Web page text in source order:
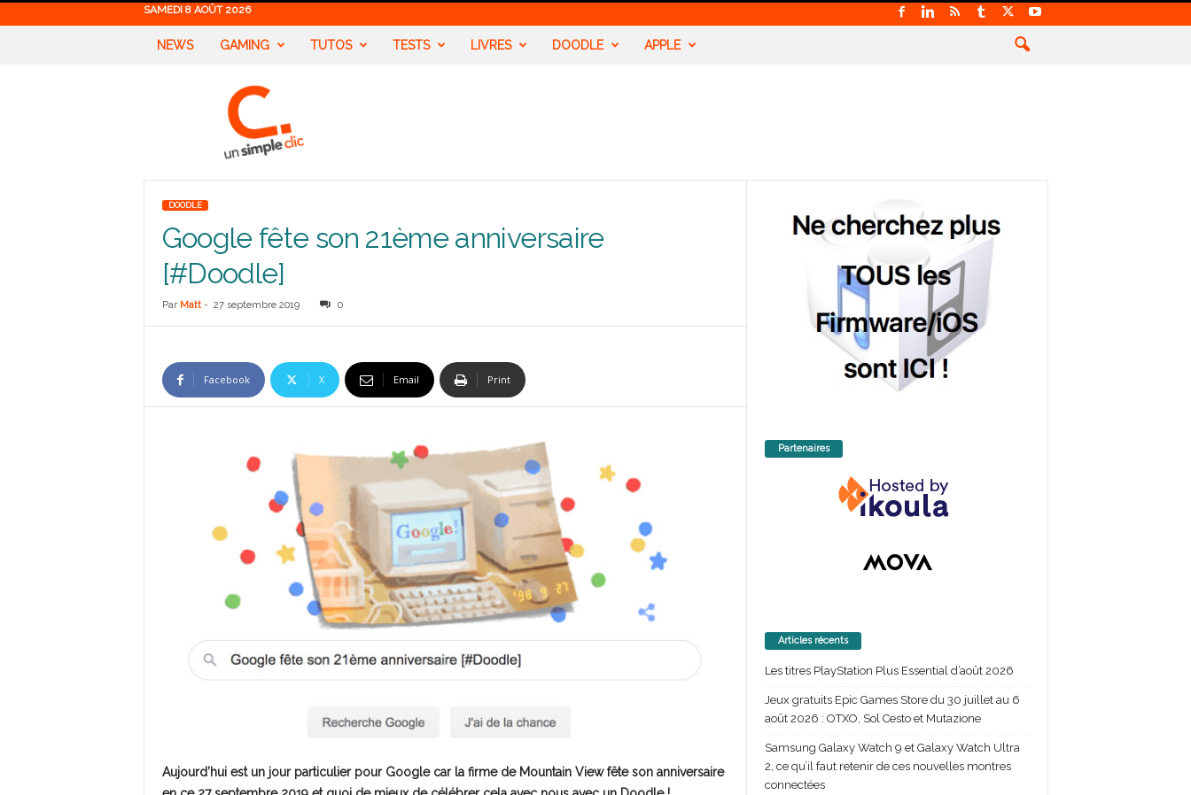
SAMEDI 8 AOÛT 2026
NEWS GAMING TUTOS TESTS LIVRES DOODLE APPLE
DOODLE
Google fête son 21ème anniversaire
[#Doodle]
Par Matt- 27 septembre 2019 0
Facebook X Email Print
Aujourd’hui est un jour particulier pour Google car la firme de Mountain View fête son anniversaire
Partenaires
Articles récents
Les titres PlayStation Plus Essential d’août 2026
Jeux gratuits Epic Games Store du 30 juillet au 6
août 2026 : OTXO, Sol Cesto et Mutazione
Samsung Galaxy Watch 9 et Galaxy Watch Ultra
2, ce qu’il faut retenir de ces nouvelles montres
connectées